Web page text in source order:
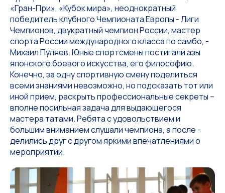
«Гран-При», «Кубок мира», неоднократный
победитель клубного Чемпионата Европы - Лиги
Чемпионов, двукратный чемпион России, мастер
спорта России международного класса по самбо, -
Михаил Пуляев. Юные спортсмены постигали азы
японского боевого искусства, его философию.
Конечно, за одну спортивную смену поделиться
всеми знаниями невозможно, но подсказать тот или
иной прием, раскрыть профессиональные секреты –
вполне посильная задача для выдающегося
мастера татами. Ребята с удовольствием и
большим вниманием слушали чемпиона, а после -
делились друг с другом яркими впечатлениями о
мероприятии.